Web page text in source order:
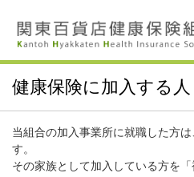
健康保険に加入する人
当組合の加入事業所に就職した方
す。
その家族として加入している方を「